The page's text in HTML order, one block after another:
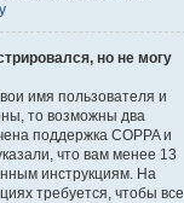
но не могу
имя пользователя и
то возможны два
поддержка COPPA и
что вам менее 13
инструкциям. На
требуется, чтобы все